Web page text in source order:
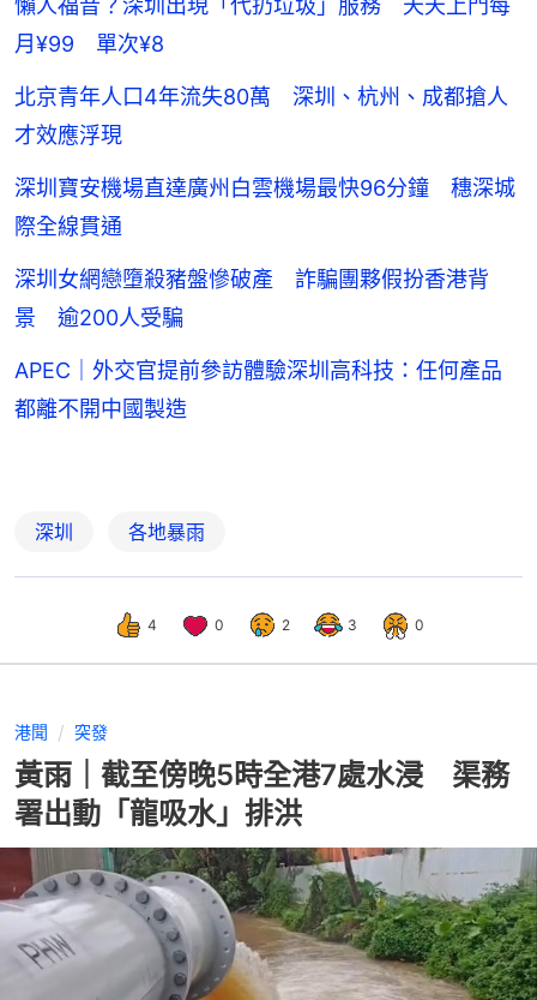
懶人福音？深圳出現「代扔垃圾」服務 天天上門每
月¥99 單次¥8
北京青年人口4年流失80萬 深圳、杭州、成都搶人
才效應浮現
深圳寶安機場直達廣州白雲機場最快96分鐘 穗深城
際全線貫通
深圳女網戀墮殺豬盤慘破產 詐騙團夥假扮香港背
景 逾200人受騙
APEC｜外交官提前參訪體驗深圳高科技：任何產品
都離不開中國製造
深圳 各地暴雨
4 0 2 3 0
港聞 突發
黃雨｜截至傍晚5時全港7處水浸 渠務
署出動「龍吸水」排洪